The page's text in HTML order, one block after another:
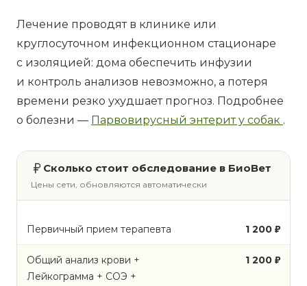
Лечение проводят в клинике или
круглосуточном инфекционном стационаре
с изоляцией: дома обеспечить инфузии
и контроль анализов невозможно, а потеря
времени резко ухудшает прогноз. Подробнее
о болезни — Парвовирусный энтерит у собак .
Сколько стоит обследование в БиоВет
Цены сети, обновляются автоматически
Первичный прием терапевта 1 200 ₽
Общий анализ крови +
Лейкограмма + СОЭ +
1 200 ₽